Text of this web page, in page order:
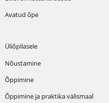
Avatud õpe
Üliõpilasele
Nõustamine
Õppimine
Õppimine ja praktika välismaal